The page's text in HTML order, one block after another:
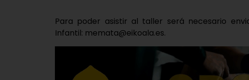
Para poder asistir al taller será necesario
Infantil: memata@eikoala.es.